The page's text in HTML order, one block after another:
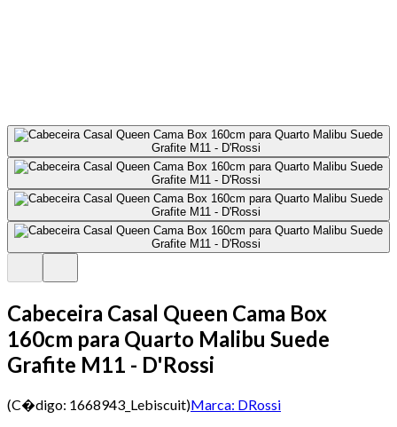
Cabeceira Casal Queen Cama Box
160cm para Quarto Malibu Suede
Grafite M11 - D'Rossi
(C�digo: 1668943_Lebiscuit)Marca: DRossi